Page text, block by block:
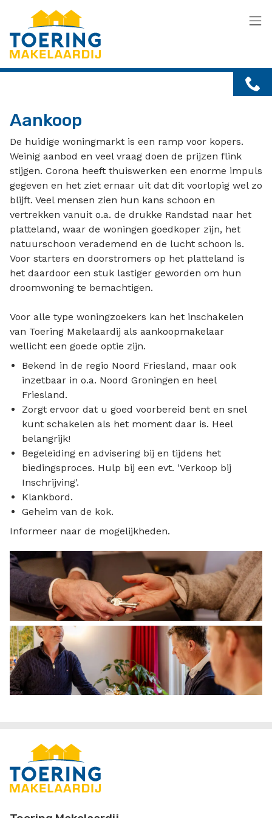
Menu overslaan en naar de inhoud gaan
Aankoop
De huidige woningmarkt is een ramp voor kopers.
Weinig aanbod en veel vraag doen de prijzen flink
stijgen. Corona heeft thuiswerken een enorme impuls
gegeven en het ziet ernaar uit dat dit voorlopig wel zo
blijft. Veel mensen zien hun kans schoon en
vertrekken vanuit o.a. de drukke Randstad naar het
platteland, waar de woningen goedkoper zijn, het
natuurschoon verademend en de lucht schoon is.
Voor starters en doorstromers op het platteland is
het daardoor een stuk lastiger geworden om hun
droomwoning te bemachtigen.
Voor alle type woningzoekers kan het inschakelen
van Toering Makelaardij als aankoopmakelaar
wellicht een goede optie zijn.
Bekend in de regio Noord Friesland, maar ook
inzetbaar in o.a. Noord Groningen en heel
Friesland.
Zorgt ervoor dat u goed voorbereid bent en snel
kunt schakelen als het moment daar is. Heel
belangrijk!
Begeleiding en advisering bij en tijdens het
biedingsproces. Hulp bij een evt. 'Verkoop bij
Inschrijving'.
Klankbord.
Geheim van de kok.
Informeer naar de mogelijkheden.